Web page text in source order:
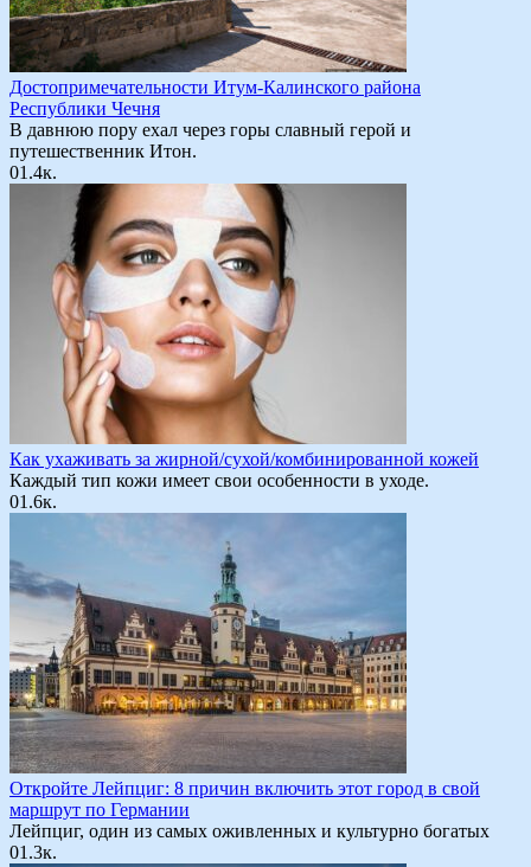
Достопримечательности Итум-Калинского района
Республики Чечня
В давнюю пору ехал через горы славный герой и
путешественник Итон.
01.4к.
Как ухаживать за жирной/сухой/комбинированной кожей
Каждый тип кожи имеет свои особенности в уходе.
01.6к.
Откройте Лейпциг: 8 причин включить этот город в свой
маршрут по Германии
Лейпциг, один из самых оживленных и культурно богатых
01.3к.